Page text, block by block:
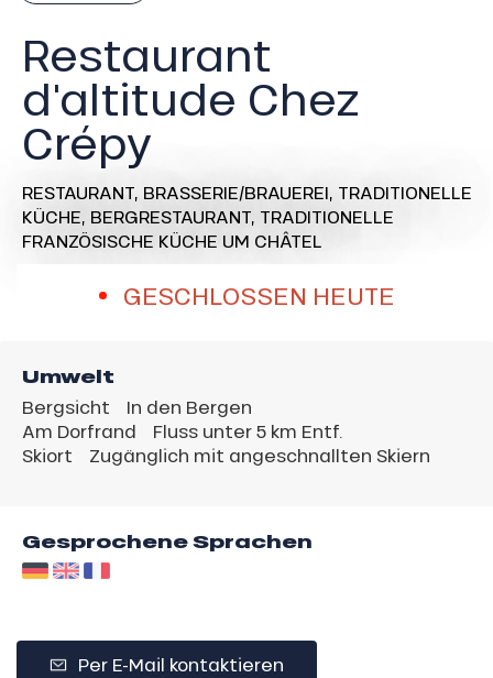
Restaurant
d'altitude Chez
Crépy
RESTAURANT, BRASSERIE/BRAUEREI, TRADITIONELLE
KÜCHE, BERGRESTAURANT, TRADITIONELLE
FRANZÖSISCHE KÜCHE UM CHÂTEL
GESCHLOSSEN HEUTE
Umwelt
Bergsicht
In den Bergen
Am Dorfrand
Fluss unter 5 km Entf.
Skiort
Zugänglich mit angeschnallten Skiern
Gesprochene Sprachen
Per E-Mail kontaktieren